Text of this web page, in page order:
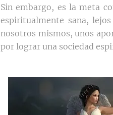
Sin embargo, es la meta
espiritualmente sana,
nosotros mismos, unos
por lograr una sociedad